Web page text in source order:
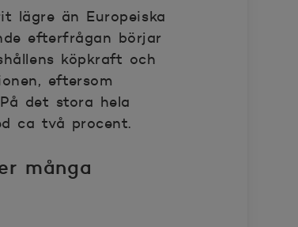
lägre än Europeiska
efterfrågan börjar
köpkraft och
eftersom
det stora hela
ca två procent.
många